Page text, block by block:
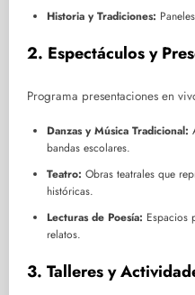
Historia y Tradiciones:
2. Espectáculos y
Programa presentaciones en
Danzas y Música Tradicional:
bandas escolares.
Teatro: Obras teatrales que
históricas.
Lecturas de Poesía: Espacios
relatos.
3. Talleres y